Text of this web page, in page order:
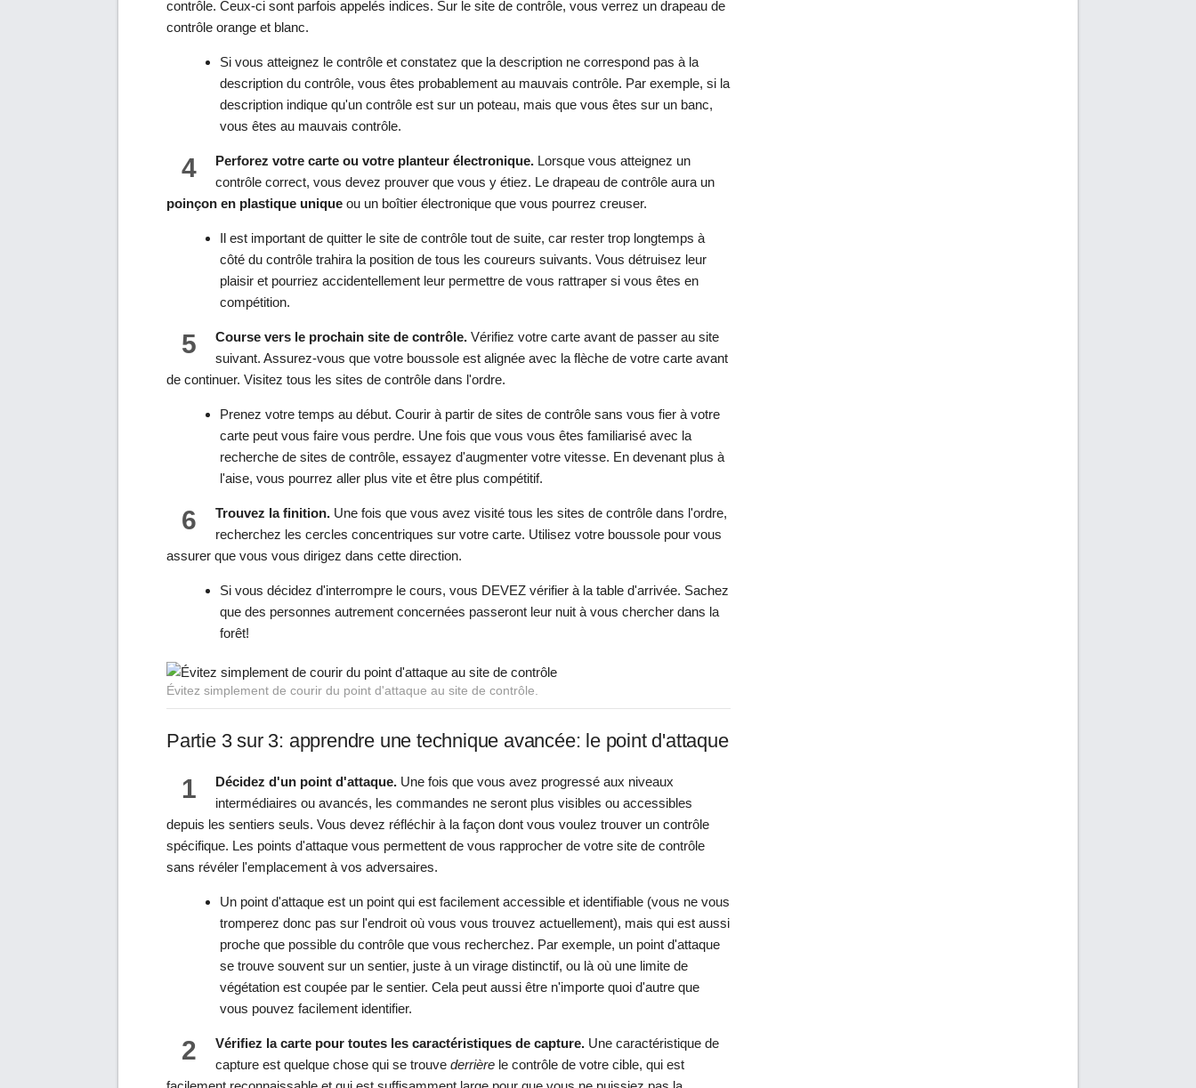
contrôle. Ceux-ci sont parfois appelés indices. Sur le site de contrôle, vous verrez un drapeau de
contrôle orange et blanc.
Si vous atteignez le contrôle et constatez que la description ne correspond pas à la
description du contrôle, vous êtes probablement au mauvais contrôle. Par exemple, si la
description indique qu'un contrôle est sur un poteau, mais que vous êtes sur un banc,
vous êtes au mauvais contrôle.
4 Perforez votre carte ou votre planteur électronique. Lorsque vous atteignez un
contrôle correct, vous devez prouver que vous y étiez. Le drapeau de contrôle aura un
poinçon en plastique unique ou un boîtier électronique que vous pourrez creuser.
Il est important de quitter le site de contrôle tout de suite, car rester trop longtemps à
côté du contrôle trahira la position de tous les coureurs suivants. Vous détruisez leur
plaisir et pourriez accidentellement leur permettre de vous rattraper si vous êtes en
compétition.
5 Course vers le prochain site de contrôle. Vérifiez votre carte avant de passer au site
suivant. Assurez-vous que votre boussole est alignée avec la flèche de votre carte avant
de continuer. Visitez tous les sites de contrôle dans l'ordre.
Prenez votre temps au début. Courir à partir de sites de contrôle sans vous fier à votre
carte peut vous faire vous perdre. Une fois que vous vous êtes familiarisé avec la
recherche de sites de contrôle, essayez d'augmenter votre vitesse. En devenant plus à
l'aise, vous pourrez aller plus vite et être plus compétitif.
6 Trouvez la finition. Une fois que vous avez visité tous les sites de contrôle dans l'ordre,
recherchez les cercles concentriques sur votre carte. Utilisez votre boussole pour vous
assurer que vous vous dirigez dans cette direction.
Si vous décidez d'interrompre le cours, vous DEVEZ vérifier à la table d'arrivée. Sachez
que des personnes autrement concernées passeront leur nuit à vous chercher dans la
forêt!
Évitez simplement de courir du point d'attaque au site de contrôle.
Partie 3 sur 3: apprendre une technique avancée: le point d'attaque
1 Décidez d'un point d'attaque. Une fois que vous avez progressé aux niveaux
intermédiaires ou avancés, les commandes ne seront plus visibles ou accessibles
depuis les sentiers seuls. Vous devez réfléchir à la façon dont vous voulez trouver un contrôle
spécifique. Les points d'attaque vous permettent de vous rapprocher de votre site de contrôle
sans révéler l'emplacement à vos adversaires.
Un point d'attaque est un point qui est facilement accessible et identifiable (vous ne vous
tromperez donc pas sur l'endroit où vous vous trouvez actuellement), mais qui est aussi
proche que possible du contrôle que vous recherchez. Par exemple, un point d'attaque
se trouve souvent sur un sentier, juste à un virage distinctif, ou là où une limite de
végétation est coupée par le sentier. Cela peut aussi être n'importe quoi d'autre que
vous pouvez facilement identifier.
2 Vérifiez la carte pour toutes les caractéristiques de capture. Une caractéristique de
capture est quelque chose qui se trouve derrière le contrôle de votre cible, qui est